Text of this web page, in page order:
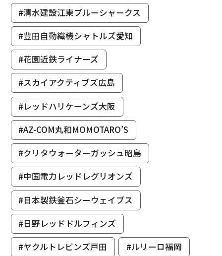
#清水建設江東ブルーシャークス
#豊田自動織機シャトルズ愛知
#花園近鉄ライナーズ
#スカイアクティブズ広島
#レッドハリケーンズ大阪
#AZ-COM丸和MOMOTARO’S
#クリタウォーターガッシュ昭島
#中国電力レッドレグリオンズ
#日本製鉄釜石シーウェイブス
#日野レッドドルフィンズ
#ヤクルトレビンズ戸田
#ルリーロ福岡